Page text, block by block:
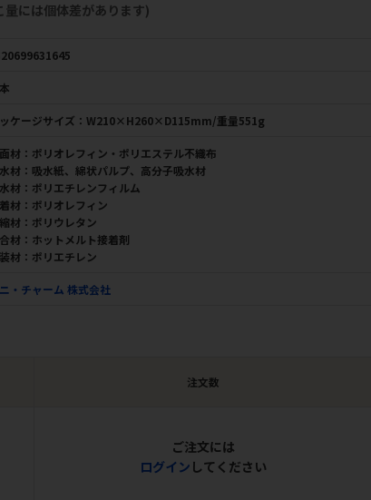
には個体差があります)
ケージサイズ：W210×H260×D115mm/重量551g
材：ポリオレフィン・ポリエステル不織布
材：吸水紙、綿状パルプ、高分子吸水材
材：ポリエチレンフィルム
材：ポリオレフィン
材：ポリウレタン
材：ホットメルト接着剤
材：ポリエチレン
・チャーム 株式会社
注文数
ご注文には
ログイン してください